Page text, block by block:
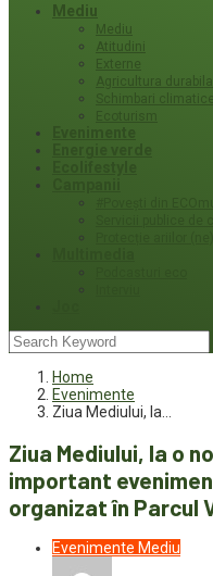
Mediu
Mediu
Atitudini
Externe
Agricultura durabila
Schimbari climatice
Ecoturism
Home
Evenimente
Ziua Mediului, la…
Ziua Mediului, la o
important
organizat în Parcul
Evenimente Mediu